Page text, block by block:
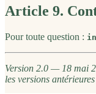
Article 9.
Pour toute question :
Version 2.0 — 18 mai
les versions